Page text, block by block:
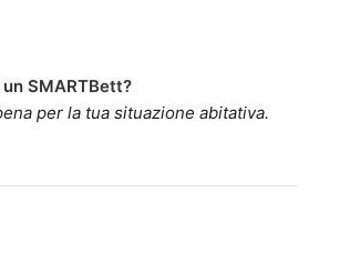
SMARTBett?
per la tua situazione abitativa.